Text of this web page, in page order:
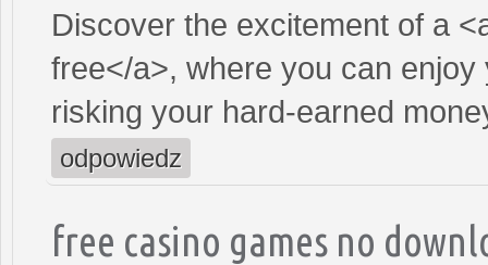
Discover the excitement of a
free</a>, where you can
risking your hard-earned
odpowiedz
free casino games no